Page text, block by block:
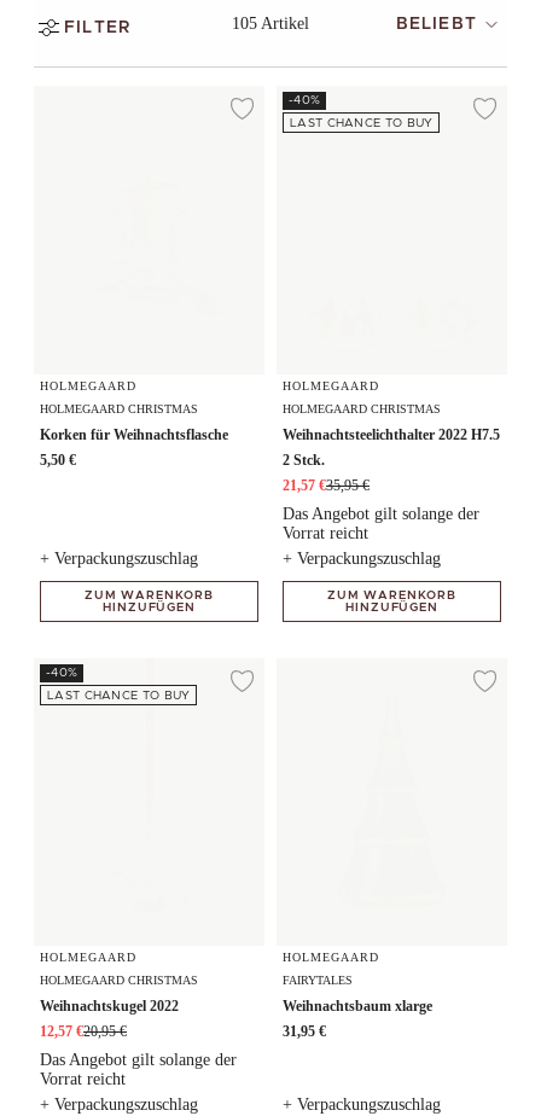
FILTER 105 Artikel BELIEBT
Korken für Weihnachtsflasche
Zur Wunschliste
HOLMEGAARD
HOLMEGAARD CHRISTMAS
Korken für Weihnachtsflasche
5,50 €
+ Verpackungszuschlag
ZUM WARENKORB
HINZUFÜGEN
Weihnachtsteelichthalter 2022
-40%
LAST CHANCE TO BUY
HOLMEGAARD
HOLMEGAARD CHRISTMAS
Weihnachtsteelichthalter 2022 H7.5
2 Stck.
21,57 €35,95 €
+ Verpackungszuschlag
Das Angebot gilt solange der
Vorrat reicht
ZUM WARENKORB
HINZUFÜGEN
Weihnachtskugel 2022
-40%
LAST CHANCE TO BUY
Zur Wunschliste
HOLMEGAARD
HOLMEGAARD CHRISTMAS
Weihnachtskugel 2022
12,57 €20,95 €
+ Verpackungszuschlag
Das Angebot gilt solange der
Vorrat reicht
HOLMEGAARD
FAIRYTALES
Weihnachtsbaum xlarge
31,95 €
+ Verpackungszuschlag